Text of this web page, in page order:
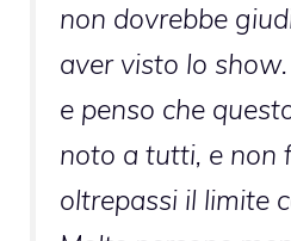
non dovrebbe
aver visto lo
e penso che
noto a tutti, e non
oltrepassi il limite